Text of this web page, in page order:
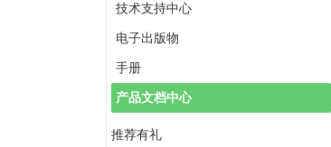
技术支持中心
电子出版物
手册
产品文档中心
推荐有礼